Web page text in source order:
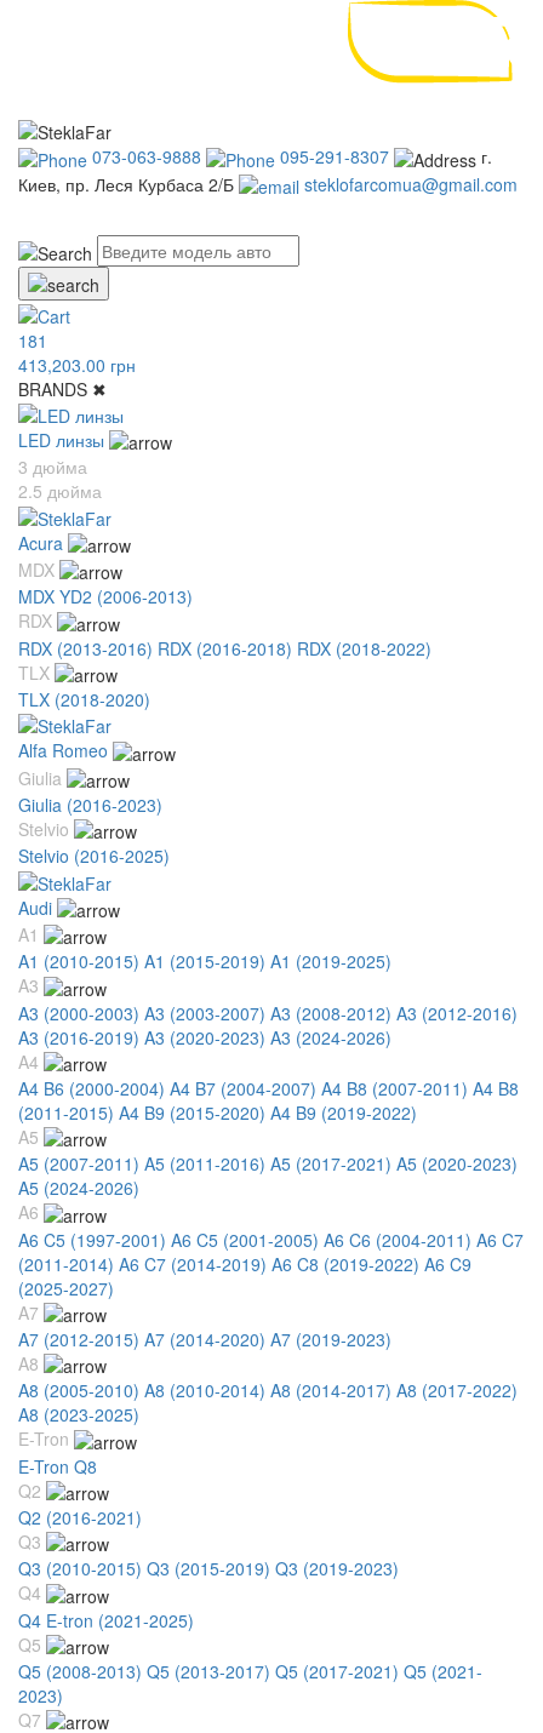
073-063-9888 095-291-8307
г.
Киев, пр. Леся Курбаса 2/Б
steklofarcomua@gmail.com
181
413,203.00 грн
BRANDS ✖
LED линзы
3 дюйма
2.5 дюйма
Acura
MDX
MDX YD2 (2006-2013)
RDX
RDX (2013-2016) RDX (2016-2018) RDX (2018-2022)
TLX
TLX (2018-2020)
Alfa Romeo
Giulia
Giulia (2016-2023)
Stelvio
Stelvio (2016-2025)
Audi
A1
A1 (2010-2015) A1 (2015-2019) A1 (2019-2025)
A3
A3 (2000-2003) A3 (2003-2007) A3 (2008-2012) A3 (2012-2016)
A3 (2016-2019) A3 (2020-2023) A3 (2024-2026)
A4
A4 B6 (2000-2004) A4 B7 (2004-2007) A4 B8 (2007-2011) A4 B8
(2011-2015) A4 B9 (2015-2020) A4 B9 (2019-2022)
A5
A5 (2007-2011) A5 (2011-2016) A5 (2017-2021) A5 (2020-2023)
A5 (2024-2026)
A6
A6 C5 (1997-2001) A6 C5 (2001-2005) A6 C6 (2004-2011) A6 C7
(2011-2014) A6 C7 (2014-2019) A6 C8 (2019-2022) A6 C9
(2025-2027)
A7
A7 (2012-2015) A7 (2014-2020) A7 (2019-2023)
A8
A8 (2005-2010) A8 (2010-2014) A8 (2014-2017) A8 (2017-2022)
A8 (2023-2025)
E-Tron
E-Tron Q8
Q2
Q2 (2016-2021)
Q3
Q3 (2010-2015) Q3 (2015-2019) Q3 (2019-2023)
Q4
Q4 E-tron (2021-2025)
Q5
Q5 (2008-2013) Q5 (2013-2017) Q5 (2017-2021) Q5 (2021-
2023)
Q7